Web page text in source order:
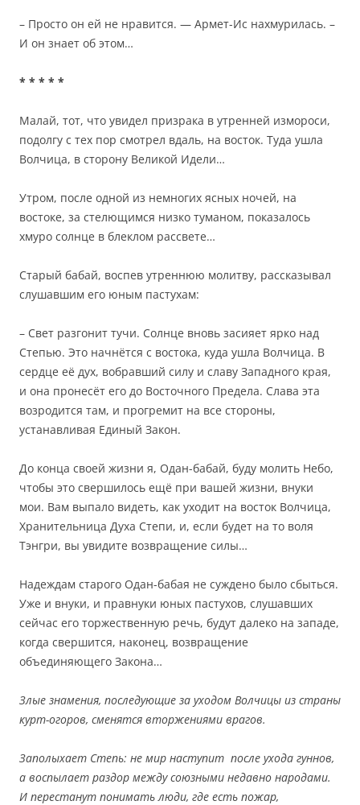
– Просто он ей не нравится. — Армет-Ис нахмурилась. –
И он знает об этом…
* * * * *
Малай, тот, что увидел призрака в утренней измороси,
подолгу с тех пор смотрел вдаль, на восток. Туда ушла
Волчица, в сторону Великой Идели…
Утром, после одной из немногих ясных ночей, на
востоке, за стелющимся низко туманом, показалось
хмуро солнце в блеклом рассвете…
Старый бабай, воспев утреннюю молитву, рассказывал
слушавшим его юным пастухам:
– Свет разгонит тучи. Солнце вновь засияет ярко над
Степью. Это начнётся с востока, куда ушла Волчица. В
сердце её дух, вобравший силу и славу Западного края,
и она пронесёт его до Восточного Предела. Слава эта
возродится там, и прогремит на все стороны,
устанавливая Единый Закон.
До конца своей жизни я, Одан-бабай, буду молить Небо,
чтобы это свершилось ещё при вашей жизни, внуки
мои. Вам выпало видеть, как уходит на восток Волчица,
Хранительница Духа Степи, и, если будет на то воля
Тэнгри, вы увидите возвращение силы…
Надеждам старого Одан-бабая не суждено было сбыться.
Уже и внуки, и правнуки юных пастухов, слушавших
сейчас его торжественную речь, будут далеко на западе,
когда свершится, наконец, возвращение
объединяющего Закона…
Злые знамения, последующие за уходом Волчицы из страны
курт-огоров, сменятся вторжениями врагов.
Заполыхает Степь: не мир наступит после ухода гуннов,
а воспылает раздор между союзными недавно народами.
И перестанут понимать люди, где есть пожар,